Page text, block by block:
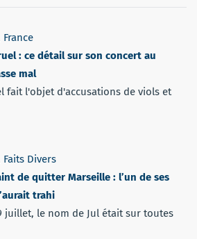
France
: ce détail sur son concert au
mal
fait l'objet d'accusations de viols et
Faits Divers
de quitter Marseille : l’un de ses
trahi
juillet, le nom de Jul était sur toutes